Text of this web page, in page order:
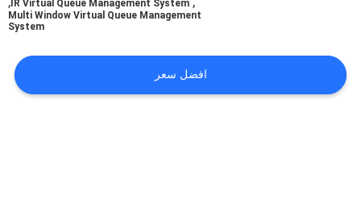
اقتباس
IR Virtual Queue Management System
Multi Window Virtual Queue Management
System
افضل سعر